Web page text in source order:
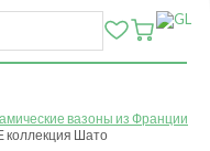
вазоны из Франции
Шато